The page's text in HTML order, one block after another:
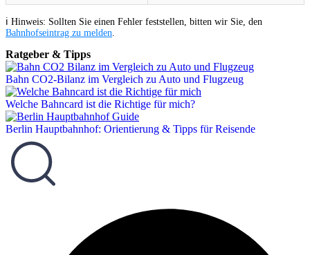
ℹ️ Hinweis: Sollten Sie einen Fehler feststellen, bitten wir Sie, den
Bahnhofseintrag zu melden
Ratgeber & Tipps
Bahn CO2-Bilanz im Vergleich zu Auto und Flugzeug
Welche Bahncard ist die Richtige für mich?
Berlin Hauptbahnhof: Orientierung & Tipps für Reisende